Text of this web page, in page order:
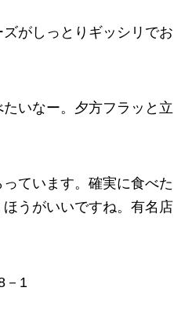
がしっとりギッシリでお
いなー。夕方フラッと立
ています。確実に食べた
うがいいですね。有名店
－1